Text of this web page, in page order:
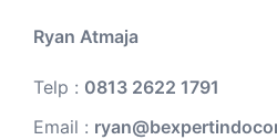
Ryan Atmaja
Telp : 0813 2622 1791
Email :